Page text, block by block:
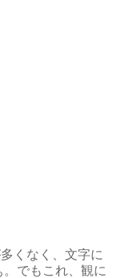
くなく、文字に
でもこれ、観に